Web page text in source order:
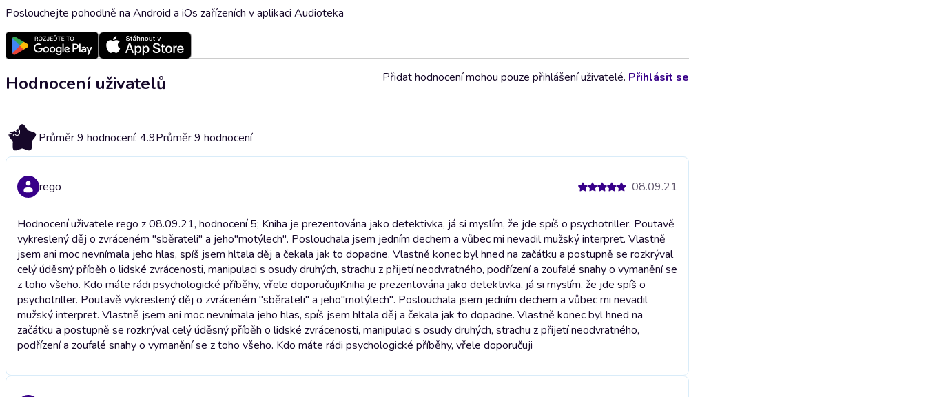
Poslouchejte pohodlně na Android a iOs zařízeních v aplikaci Audioteka
Hodnocení uživatelů
4.9 Průměr 9 hodnocení: 4.9Průměr 9 hodnocení
Přidat hodnocení mohou pouze přihlášení uživatelé. Přihlásit se
rego 08.09.21
Hodnocení uživatele rego z 08.09.21, hodnocení 5; Kniha je prezentována jako detektivka, já si myslím, že jde spíš o psychotriller. Poutavě
vykreslený děj o zvráceném "sběrateli" a jeho"motýlech". Poslouchala jsem jedním dechem a vůbec mi nevadil mužský interpret. Vlastně
jsem ani moc nevnímala jeho hlas, spíš jsem hltala děj a čekala jak to dopadne. Vlastně konec byl hned na začátku a postupně se rozkrýval
celý úděsný příběh o lidské zvrácenosti, manipulaci s osudy druhých, strachu z přijetí neodvratného, podřízení a zoufalé snahy o vymanění se
z toho všeho. Kdo máte rádi psychologické příběhy, vřele doporučujiKniha je prezentována jako detektivka, já si myslím, že jde spíš o
psychotriller. Poutavě vykreslený děj o zvráceném "sběrateli" a jeho"motýlech". Poslouchala jsem jedním dechem a vůbec mi nevadil
mužský interpret. Vlastně jsem ani moc nevnímala jeho hlas, spíš jsem hltala děj a čekala jak to dopadne. Vlastně konec byl hned na
začátku a postupně se rozkrýval celý úděsný příběh o lidské zvrácenosti, manipulaci s osudy druhých, strachu z přijetí neodvratného,
podřízení a zoufalé snahy o vymanění se z toho všeho. Kdo máte rádi psychologické příběhy, vřele doporučuji